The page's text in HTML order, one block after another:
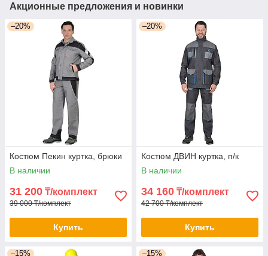
Акционные предложения и новинки
–20%
Костюм Пекин куртка, брюки
В наличии
31 200 ₸/комплект
39 000 ₸/комплект
Купить
–20%
Костюм ДВИН куртка, п/к
В наличии
34 160 ₸/комплект
42 700 ₸/комплект
Купить
–15% –15%